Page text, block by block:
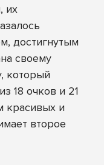
их
достигнутым
своему
который
18 очков и 21
красивых и
второе